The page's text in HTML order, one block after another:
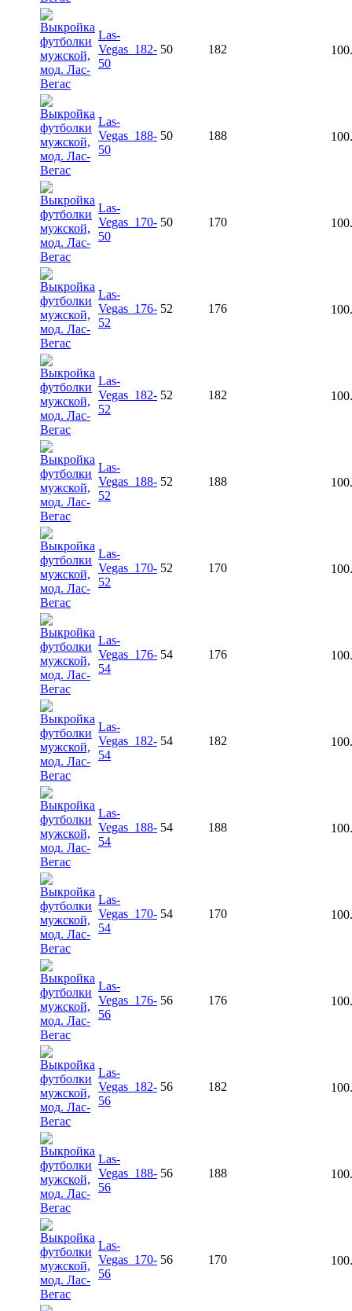
Las-
Vegas_182-
50
50 182
Las-
Vegas_188-
50
50 188
Las-
Vegas_170-
50
50 170
Las-
Vegas_176-
52
52 176
Las-
Vegas_182-
52
52 182
Las-
Vegas_188-
52
52 188
Las-
Vegas_170-
52
52 170
Las-
Vegas_176-
54
54 176
Las-
Vegas_182-
54
54 182
Las-
Vegas_188-
54
54 188
Las-
Vegas_170-
54
54 170
Las-
Vegas_176-
56
56 176
Las-
Vegas_182-
56
56 182
Las-
Vegas_188-
56
56 188
Las-
Vegas_170-
56
56 170